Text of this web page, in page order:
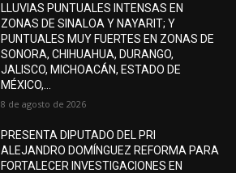
LLUVIAS PUNTUALES INTENSAS EN
ZONAS DE SINALOA Y NAYARIT; Y
PUNTUALES MUY FUERTES EN ZONAS DE
SONORA, CHIHUAHUA, DURANGO,
JALISCO, MICHOACÁN, ESTADO DE
MÉXICO,...
8 de agosto de 2026
PRESENTA DIPUTADO DEL PRI
ALEJANDRO DOMÍNGUEZ REFORMA PARA
FORTALECER INVESTIGACIONES EN